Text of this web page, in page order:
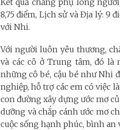
8,75 điểm, Lịch sử và Địa lý: 9
với Nhi.
Với người luôn yêu thương,
và các cô ở Trung tâm, đó
những cô bé, cậu bé như Nhi
nghiệp, hỗ trợ các em có việc
con đường xây dựng ước mơ
dưỡng và chắp cánh ước mơ
cuộc sống hạnh phúc, bình an